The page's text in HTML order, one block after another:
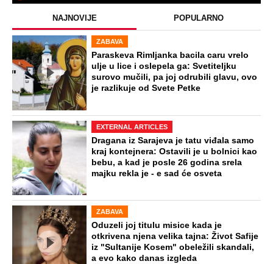
NAJNOVIJE POPULARNO
ZABAVA
Paraskeva Rimljanka bacila caru vrelo
ulje u lice i oslepela ga: Svetiteljku
surovo mučili, pa joj odrubili glavu, ovo
je razlikuje od Svete Petke
EXTERNAL ARTICLES
Dragana iz Sarajeva je tatu viđala samo
kraj kontejnera: Ostavili je u bolnici kao
bebu, a kad je posle 26 godina srela
majku rekla je - e sad će osveta
ZABAVA
Oduzeli joj titulu misice kada je
otkrivena njena velika tajna: Život Safije
iz "Sultanije Kosem" obeležili skandali,
a evo kako danas izgleda